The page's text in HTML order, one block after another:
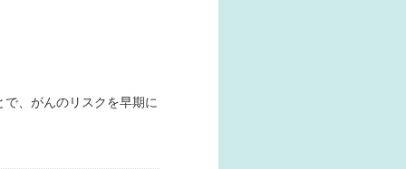
、がんのリスクを早期に